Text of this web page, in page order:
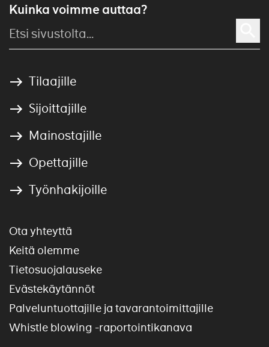
Kuinka voimme auttaa?
Tilaajille
Sijoittajille
Mainostajille
Opettajille
Työnhakijoille
Ota yhteyttä
Keitä olemme
Tietosuojalauseke
Evästekäytännöt
Palveluntuottajille ja tavarantoimittajille
Whistle blowing -raportointikanava